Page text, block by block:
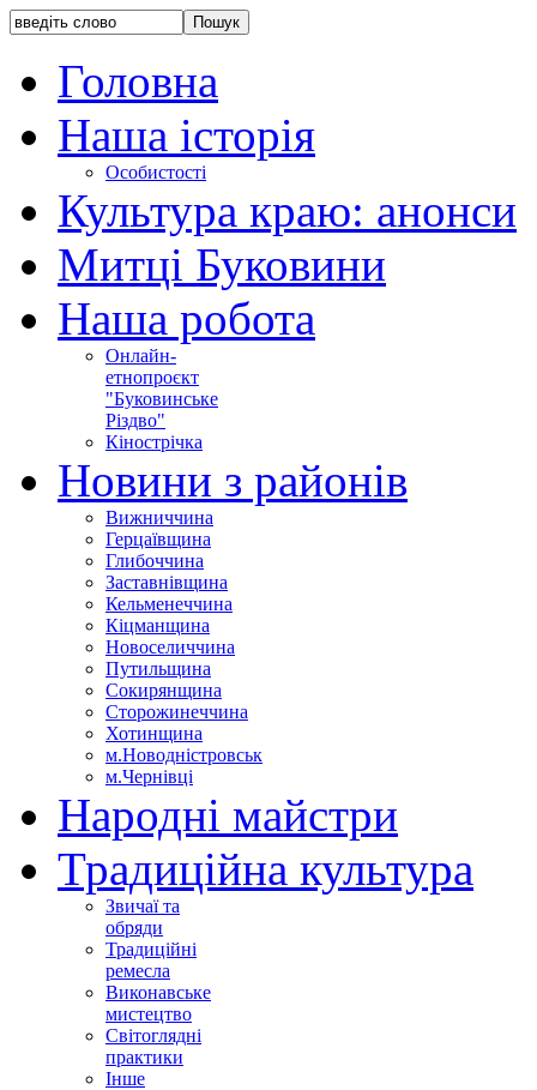
Головна
Наша історія
Особистості
Культура краю: анонси
Митці Буковини
Наша робота
Онлайн-
етнопроєкт
"Буковинське
Різдво"
Кінострічка
Новини з районів
Вижниччина
Герцаївщина
Глибоччина
Заставнівщина
Кельменеччина
Кіцманщина
Новоселиччина
Путильщина
Сокирянщина
Сторожинеччина
Хотинщина
м.Новодністровськ
м.Чернівці
Народні майстри
Традиційна культура
Звичаї та
обряди
Традиційні
ремесла
Виконавське
мистецтво
Світоглядні
практики
Інше